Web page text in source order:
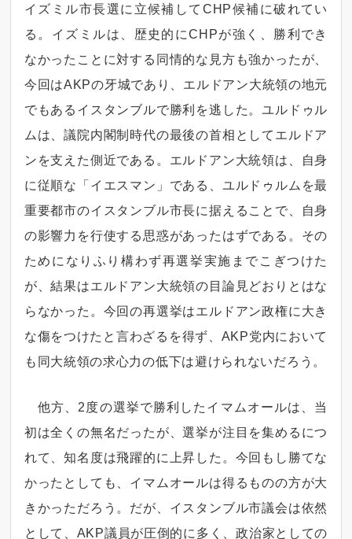
イズミル市長選に立候補してCHP候補に破れてい
る。イズミルは、歴史的にCHPが強く、勝利でき
なかったことに対する同情的な見方も強かったが、
今回はAKPの牙城であり、エルドアン大統領の地元
でもあるイスタンブルで勝利を逃した。ユルドゥル
ムは、議院内閣制時代の最後の首相としてエルドア
ンを支えた側近である。エルドアン大統領は、自身
に従順な「イエスマン」である、ユルドゥルムを最
重要都市のイスタンブル市長に据えることで、自身
の影響力を行使する思惑があったはずである。その
ためになりふり構わず再選挙実施までこぎつけた
が、結果はエルドアン大統領の目論見どおりとはな
らなかった。今回の再選挙はエルドアン政権に大き
な傷をつけたと言わざるを得ず、AKP党内において
も同大統領の求心力の低下は避けられないだろう。
他方、2度の選挙で勝利したイマムオールは、当
初は全くの無名だったが、選挙が注目を集めるにつ
れて、知名度は飛躍的に上昇した。今回もし勝てな
かったとしても、イマムオールは得るものの方が大
きかっただろう。だが、イスタンブル市議会は依然
として、AKP議員が圧倒的に多く、政治家としての